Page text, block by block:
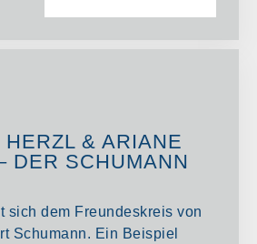
& ARIANE
DER SCHUMANN
sich dem Freundeskreis von
Schumann. Ein Beispiel